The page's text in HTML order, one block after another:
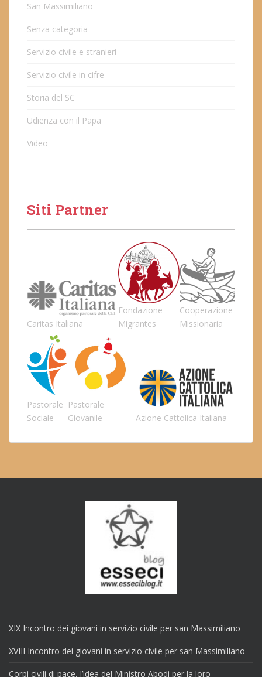
San Massimiliano
Senza categoria
Servizio civile e stranieri
Servizio civile in cifre
Storia del SC
Udienza con il Papa
Video
Siti Partner
Caritas Italiana
Fondazione
Migrantes
Cooperazione
Missionaria
Pastorale
Sociale
Pastorale
Giovanile
Azione Cattolica Italiana
XIX Incontro dei giovani in servizio civile per san Massimiliano
XVIII Incontro dei giovani in servizio civile per san Massimiliano
Corpi civili di pace, l’idea del Ministro Abodi per la loro